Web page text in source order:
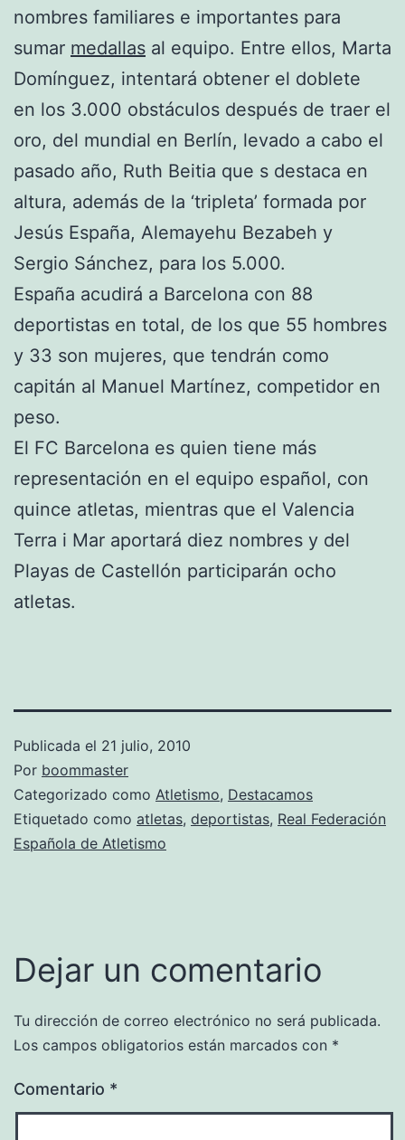
nombres familiares e importantes para
sumar medallas al equipo. Entre ellos, Marta
Domínguez, intentará obtener el doblete
en los 3.000 obstáculos después de traer el
oro, del mundial en Berlín, levado a cabo el
pasado año, Ruth Beitia que s destaca en
altura, además de la ‘tripleta’ formada por
Jesús España, Alemayehu Bezabeh y
Sergio Sánchez, para los 5.000.
España acudirá a Barcelona con 88
deportistas en total, de los que 55 hombres
y 33 son mujeres, que tendrán como
capitán al Manuel Martínez, competidor en
peso.
El FC Barcelona es quien tiene más
representación en el equipo español, con
quince atletas, mientras que el Valencia
Terra i Mar aportará diez nombres y del
Playas de Castellón participarán ocho
atletas.
Publicada el 21 julio, 2010
Por boommaster
Categorizado como Atletismo, Destacamos
Etiquetado como atletas, deportistas, Real Federación
Española de Atletismo
Dejar un comentario
Tu dirección de correo electrónico no será publicada.
Los campos obligatorios están marcados con *
Comentario *